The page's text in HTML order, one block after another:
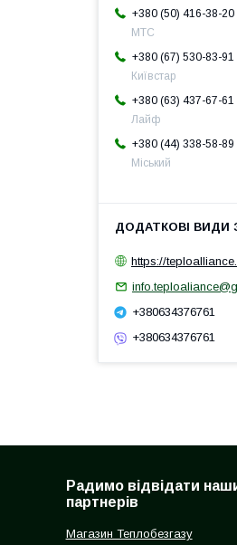
+380 (50) 416-38-20
МТС
+380 (67) 530-83-91
Київстар
+380 (63) 437-67-61
Лайф
+380 (44) 338-58-89
Міський
https://
+380634376761
+380634376761
Радимо відвідати
партнерів
Магазин Теплобезгазу